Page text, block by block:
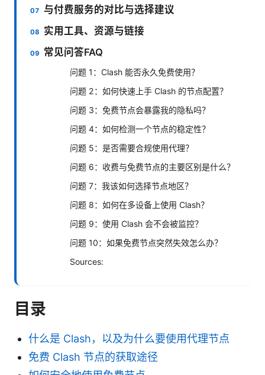
与付费服务的对比与选择建议
实用工具、资源与链接
常见问答FAQ
问题 1：Clash 能否永久免费使用？
问题 2：如何快速上手 Clash 的节点配置？
问题 3：免费节点会暴露我的隐私吗？
问题 4：如何检测一个节点的稳定性？
问题 5：是否需要合规使用代理？
问题 6：收费与免费节点的主要区别是什么？
问题 7：我该如何选择节点地区？
问题 8：如何在多设备上使用 Clash？
问题 9：使用 Clash 会不会被监控？
问题 10：如果免费节点突然失效怎么办？
Sources:
目录
什么是 Clash，以及为什么要使用代理节点
免费 Clash 节点的获取途径